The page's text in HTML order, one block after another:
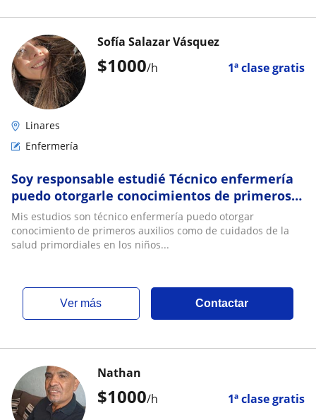
$1000/h 1ª clase gratis
Sofía Salazar Vásquez
Linares
Enfermería
Soy responsable estudié Técnico enfermería
puedo otorgarle conocimientos de primeros
auxilios cuidados y atención necesaria
Mis estudios son técnico enfermería puedo otorgar
conocimiento de primeros auxilios como de cuidados de la
salud primordiales en los niños...
ver más Contactar
$1000/h 1ª clase gratis
Nathan